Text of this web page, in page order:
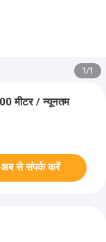
1/1
मीटर / न्यूनतम
अब से संपर्क करें